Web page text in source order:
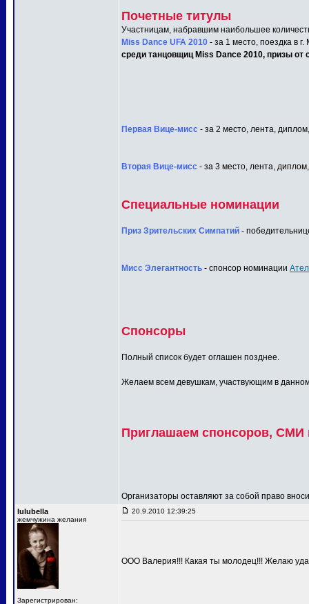
Почетные титулы
Участницам, набравшим наибольшее
Miss Dance UFA 2010 - за 1 место, поездка в
среди танцовщиц Miss Dance 2010, призы от
Первая Вице-мисс - за 2 место, лента,
Вторая Вице-мисс - за 3 место, лента,
Специальные номинации
Приз Зрительских Симпатий -
Мисс Элегантность - спонсор номинации
Спонсоры
Полный список будет оглашен позднее.
Желаем всем девушкам, участвующим в данном
Приглашаем спонсоров, СМИ
Организаторы оставляют за собой право
lulubella
жемчужина желания
Зарегистрирован:
20.9.2010 12:39:25
ООО Валерия!!! Какая ты молодец!!! Желаю